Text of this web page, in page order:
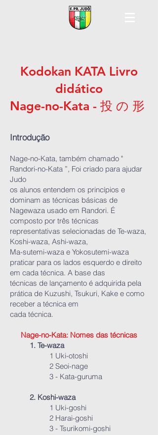
Kodokan KATA Livro
didático
Nage-no-Kata - 投 の 形
Introdução
Nage-no-Kata, também chamado "
Randori-no-Kata ”, Foi criado para ajudar
Judo
os alunos entendem os princípios e
dominam as técnicas básicas de
Nagewaza usado em Randori. É
composto por três técnicas
representativas selecionadas de Te-waza,
Koshi-waza, Ashi-waza,
Ma-sutemi-waza e Yokosutemi-waza
praticar para os lados esquerdo e direito
em cada técnica. A base das
técnicas de lançamento é adquirida pela
prática de Kuzushi, Tsukuri, Kake e como
receber a técnica em
cada técnica.
Nage-no-Kata: Nomes das técnicas
1. Te-waza
1 Uki-otoshi
2 Seoi-nage
3 - Kata-guruma
2. Koshi-waza
1 Uki-goshi
2 Harai-goshi
3 - Tsurikomi-goshi